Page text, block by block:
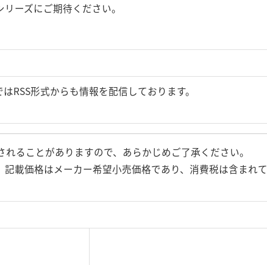
ーズにご期待ください。
RSS形式からも情報を配信しております。
ることがありますので、あらかじめご了承ください。
載価格はメーカー希望小売価格であり、消費税は含まれて